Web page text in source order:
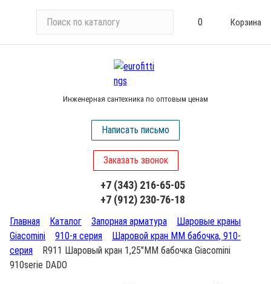
и
у
0 Корзина
Инженерная сантехника по оптовым ценам
Написать письмо
Заказать звонок
+7 (343) 216-65-05
+7 (912) 230-76-18
Главная Каталог Запорная арматура
Шаровые краны
Giacomini
910-я серия
Шаровой кран ММ бабочка, 910-
серия
R911 Шаровый кран 1,25"ММ бабочка Giacomini
910serie DADO